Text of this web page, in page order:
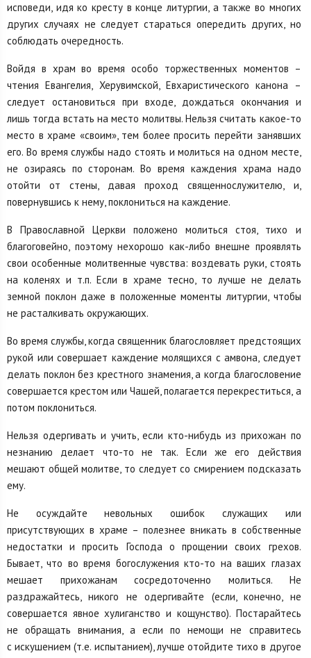
исповеди, идя ко кресту в конце литургии, а также во многих
других случаях не следует стараться опередить других, но
соблюдать очередность.
Войдя в храм во время особо торжественных моментов –
чтения Евангелия, Херувимской, Евхаристического канона –
следует остановиться при входе, дождаться окончания и
лишь тогда встать на место молитвы. Нельзя считать какое-то
место в храме «своим», тем более просить перейти занявших
его. Во время службы надо стоять и молиться на одном месте,
не озираясь по сторонам. Во время каждения храма надо
отойти от стены, давая проход священнослужителю, и,
повернувшись к нему, поклониться на каждение.
В Православной Церкви положено молиться стоя, тихо и
благоговейно, поэтому нехорошо как-либо внешне проявлять
свои особенные молитвенные чувства: воздевать руки, стоять
на коленях и т.п. Если в храме тесно, то лучше не делать
земной поклон даже в положенные моменты литургии, чтобы
не расталкивать окружающих.
Во время службы, когда священник благословляет предстоящих
рукой или совершает каждение молящихся с амвона, следует
делать поклон без крестного знамения, а когда благословение
совершается крестом или Чашей, полагается перекреститься, а
потом поклониться.
Нельзя одергивать и учить, если кто-нибудь из прихожан по
незнанию делает что-то не так. Если же его действия
мешают общей молитве, то следует со смирением подсказать
ему.
Не осуждайте невольных ошибок служащих или
присутствующих в храме – полезнее вникать в собственные
недостатки и просить Господа о прощении своих грехов.
Бывает, что во время богослужения кто-то на ваших глазах
мешает прихожанам сосредоточенно молиться. Не
раздражайтесь, никого не одергивайте (если, конечно, не
совершается явное хулиганство и кощунство). Постарайтесь
не обращать внимания, а если по немощи не справитесь
с искушением (т.е. испытанием), лучше отойдите тихо в другое